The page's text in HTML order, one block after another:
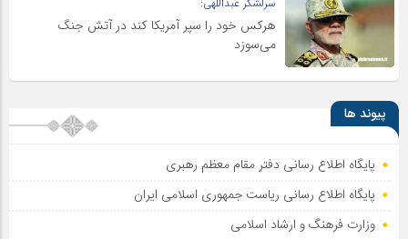
هرکس خود را سپر آمریکا کند در آتش جنگ
می‌سوزد
پیوند ها
پایگاه اطلاع رسانی دفتر مقام معظم رهبری
پایگاه اطلاع‌ رسانی ریاست‌ جمهوری اسلامی ایران
وزارت فرهنگ و ارشاد اسلامی